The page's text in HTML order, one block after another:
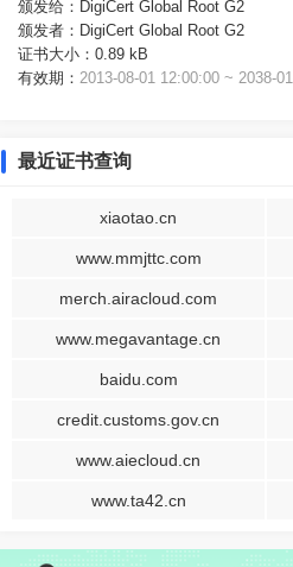
颁发给： DigiCert Global Root G2
颁发者： DigiCert Global Root G2
证书大小： 0.89 kB
有效期： 2013-08-01 12:00:00 ~ 2038-
最近证书查询
xiaotao.cn
www.mmjttc.com
merch.airacloud.com
www.megavantage.cn
baidu.com
credit.customs.gov.cn
www.aiecloud.cn
www.ta42.cn